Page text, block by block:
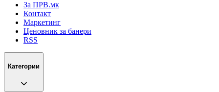
За ПРВ.мк
Контакт
Маркетинг
Ценовник за банери
RSS
Категории